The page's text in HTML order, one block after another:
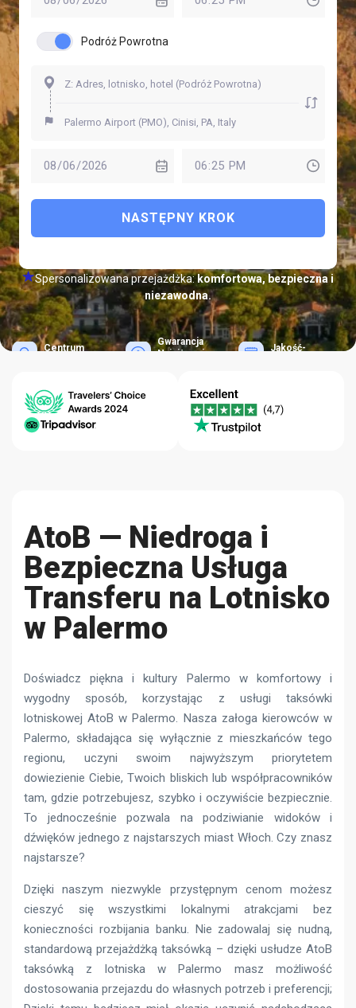
Podróż Powrotna
NASTĘPNY KROK
Spersonalizowana przejażdżka:komfortowa, bezpieczna i
niezawodna.
Centrum
Gwarancja
Najniższej
Jakość-
AtoB — Niedroga i
Bezpieczna Usługa
Transferu na Lotnisko
w Palermo
Doświadcz piękna i kultury Palermo w komfortowy i
wygodny sposób, korzystając z usługi taksówki
lotniskowej AtoB w Palermo. Nasza załoga kierowców w
Palermo, składająca się wyłącznie z mieszkańców tego
regionu, uczyni swoim najwyższym priorytetem
dowiezienie Ciebie, Twoich bliskich lub współpracowników
tam, gdzie potrzebujesz, szybko i oczywiście bezpiecznie.
To jednocześnie pozwala na podziwianie widoków i
dźwięków jednego z najstarszych miast Włoch. Czy znasz
najstarsze?
Dzięki naszym niezwykle przystępnym cenom możesz
cieszyć się wszystkimi lokalnymi atrakcjami bez
konieczności rozbijania banku. Nie zadowalaj się nudną,
standardową przejażdżką taksówką – dzięki usłudze AtoB
taksówką z lotniska w Palermo masz możliwość
dostosowania przejazdu do własnych potrzeb i preferencji;